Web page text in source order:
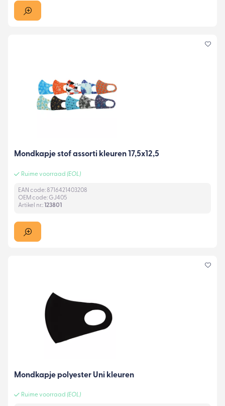
Mondkapje stof assorti kleuren 17,5x12,5
Ruime voorraad (EOL)
EAN code: 8716421403208
OEM code: GJ405
Artikel nr.:123801
Mondkapje polyester Uni kleuren
Ruime voorraad (EOL)